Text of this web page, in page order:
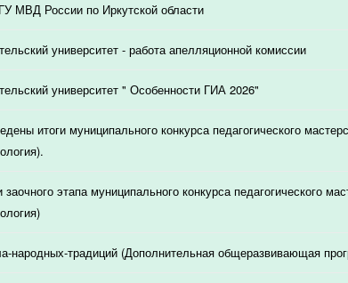
МВД России по Иркутской области
университет - работа апелляционной комиссии
университет " Особенности ГИА 2026"
итоги муниципального конкурса педагогического
заочного этапа муниципального конкурса педагогического
народных-традиций (Дополнительная общеразвивающая